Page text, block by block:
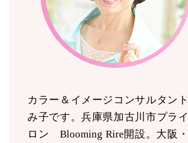
カラー＆イメージコンサルタン
み子です。兵庫県加古川市プラ
ロン Blooming Rire開設。 大阪